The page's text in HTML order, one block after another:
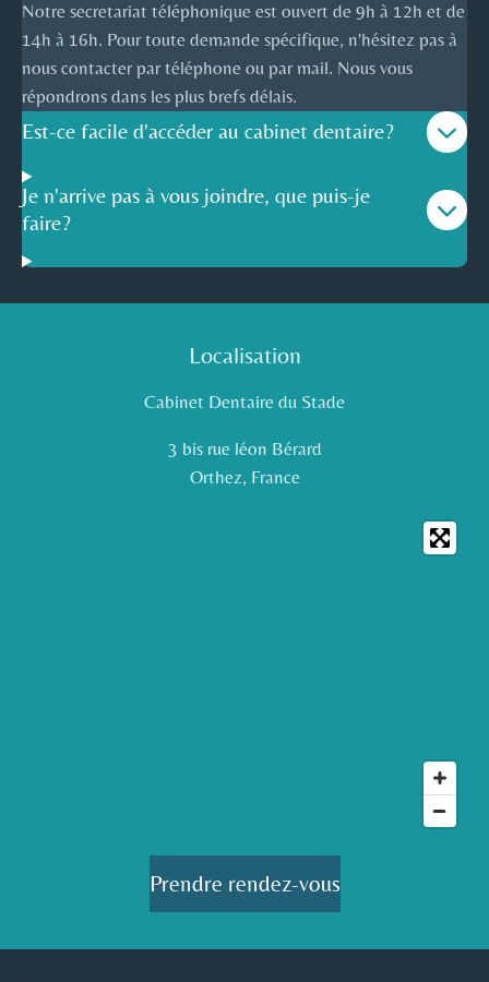
Notre secretariat téléphonique est ouvert de 9h à 12h et de
14h à 16h. Pour toute demande spécifique, n'hésitez pas à
nous contacter par téléphone ou par mail. Nous vous
répondrons dans les plus brefs délais.
Est-ce facile d'accéder au cabinet dentaire?
Je n'arrive pas à vous joindre, que puis-je
faire?
Localisation
Cabinet Dentaire du Stade
3 bis rue léon Bérard
Orthez, France
Prendre rendez-vous